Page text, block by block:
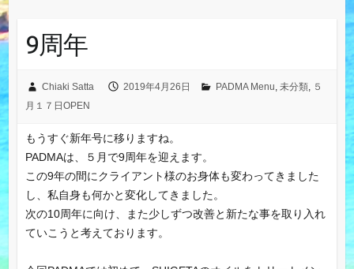
9周年
Chiaki Satta 2019年4月26日 PADMA Menu, 未分類, ５
月１７日OPEN
もうすぐ新年号に移りますね。
PADMAは、５月で9周年を迎えます。
この9年の間にクライアント様のお身体も変わってきました
し、私自身も何かと変化してきました。
次の10周年に向け、また少しずつ改善と新たな事を取り入れ
ていこうと考えております。